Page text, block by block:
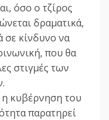
όσο ο τζίρος
δραματικά,
σε κίνδυνο να
που θα
στιγμές των
η κυβέρνηση του
παρατηρεί